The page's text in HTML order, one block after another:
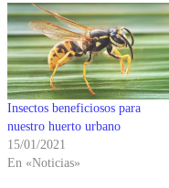
Insectos beneficiosos para
nuestro huerto urbano
15/01/2021
En «Noticias»